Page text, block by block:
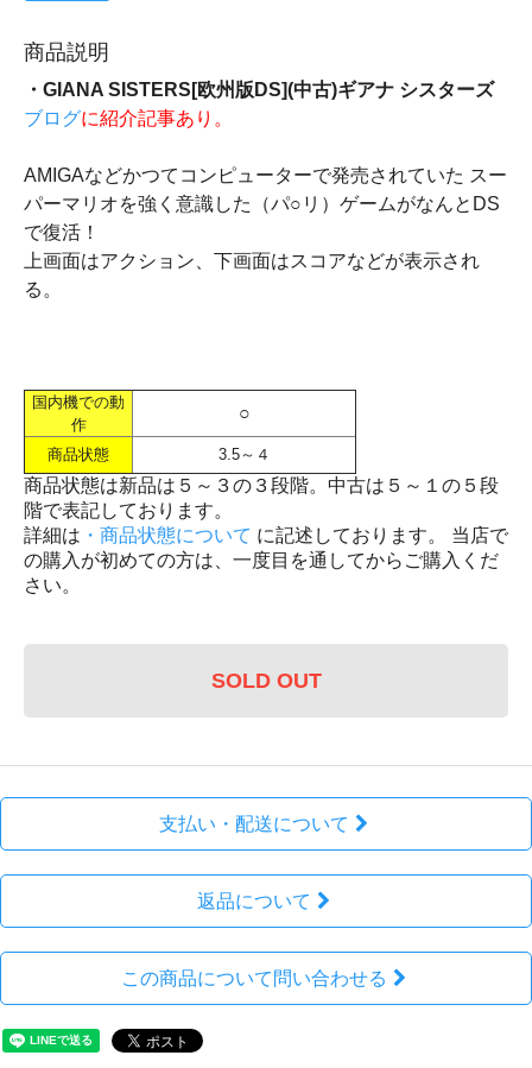
商品説明
・GIANA SISTERS[欧州版DS](中古)ギアナ シスターズ
ブログに紹介記事あり。
AMIGAなどかつてコンピューターで発売されていた スー
パーマリオを強く意識した（パ○リ）ゲームがなんとDS
で復活！
上画面はアクション、下画面はスコアなどが表示され
る。
国内機での動
作
○
商品状態 3.5～４
商品状態は新品は５～３の３段階。中古は５～１の５段
階で表記しております。
詳細は ・商品状態について に記述しております。 当店で
の購入が初めての方は、一度目を通してからご購入くだ
さい。
SOLD OUT
支払い・配送について
返品について
この商品について問い合わせる